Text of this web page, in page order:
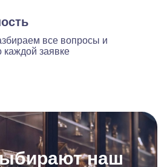
все вопросы и
заявке
наш